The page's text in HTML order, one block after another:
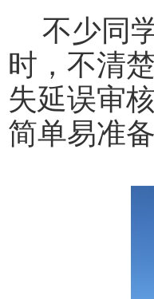
不少同
时，不清
失延误审
简单易准